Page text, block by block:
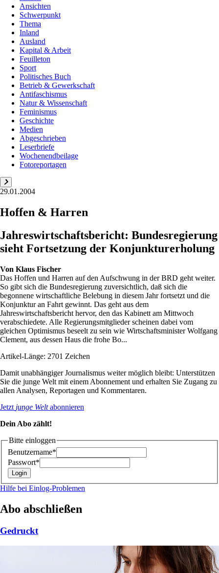
Ansichten
Schwerpunkt
Thema
Inland
Ausland
Kapital & Arbeit
Feuilleton
Sport
Politisches Buch
Betrieb & Gewerkschaft
Antifaschismus
Natur & Wissenschaft
Feminismus
Geschichte
Medien
Abgeschrieben
Leserbriefe
Wochenendbeilage
Fotoreportagen
29.01.2004
Hoffen & Harren
Jahreswirtschaftsbericht: Bundesregierung
sieht Fortsetzung der Konjunkturerholung
Von Klaus Fischer
Das Hoffen und Harren auf den Aufschwung in der BRD geht weiter.
So gibt sich die Bundesregierung zuversichtlich, daß sich die
begonnene wirtschaftliche Belebung in diesem Jahr fortsetzt und die
Konjunktur an Fahrt gewinnt. Das geht aus dem
Jahreswirtschaftsbericht hervor, den das Kabinett am Mittwoch
verabschiedete. Alle Regierungsmitglieder scheinen dabei vom
gleichen Optimismus beseelt zu sein wie Wirtschaftsminister Wolfgang
Clement, aus dessen Haus die frohe Bo...
Artikel-Länge: 2701 Zeichen
Damit unabhängiger Journalismus weiter möglich bleibt: Unterstützen
Sie die junge Welt mit einem Abonnement und erhalten Sie Zugang zu
allen Analysen, Reportagen und Kommentaren.
Jetzt junge Weltabonnieren
Dein Abo zählt!
Bitte einloggen
Benutzername*
Passwort*
Hilfe bei Einlog-Problemen
Abo abschließen
Gedruckt